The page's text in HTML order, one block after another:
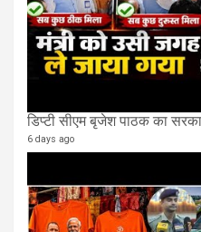
डिप्टी सीएम बृजेश पाठक का
6 days ago